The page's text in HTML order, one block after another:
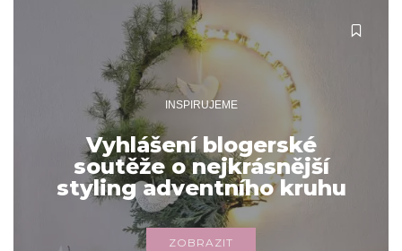
INSPIRUJEME
Vyhlášení blogerské
soutěže o nejkrásnější
styling adventního kruhu
ZOBRAZIT